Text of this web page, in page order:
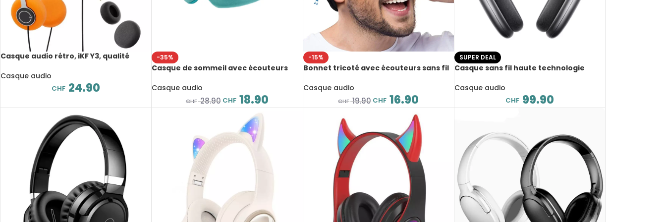
Casque audio rétro, iKF Y3, qualité
Casque audio
CHF 24.90
-35%
Casque de sommeil avec écouteurs
temps de lecture, accessoire de
voyage pour le sommeil
Casque audio
CHF28.90 CHF 18.90
-15%
Bonnet tricoté avec écouteurs sans fil
de veille
Casque audio
CHF19.90 CHF 16.90
SUPER DEAL
Casque sans fil haute technologie
Latency, 140 heures d’autonomie
Casque audio
CHF 99.90